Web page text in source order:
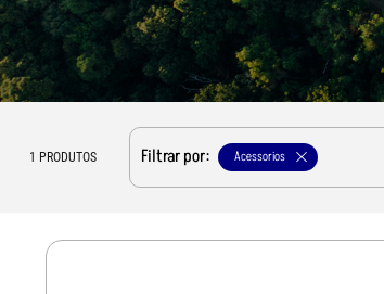
1 PRODUTOS Filtrar por: Acessorios